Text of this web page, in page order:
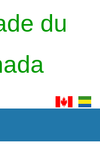
du